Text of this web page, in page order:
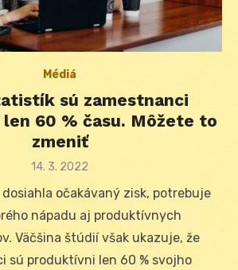
Médiá
sú zamestnanci
60 % času. Môžete to
zmeniť
Posted
14. 3. 2022
očakávaný zisk, potrebuje
nápadu aj produktívnych
Väčšina štúdií však ukazuje, že
sú produktívni len 60 % svojho